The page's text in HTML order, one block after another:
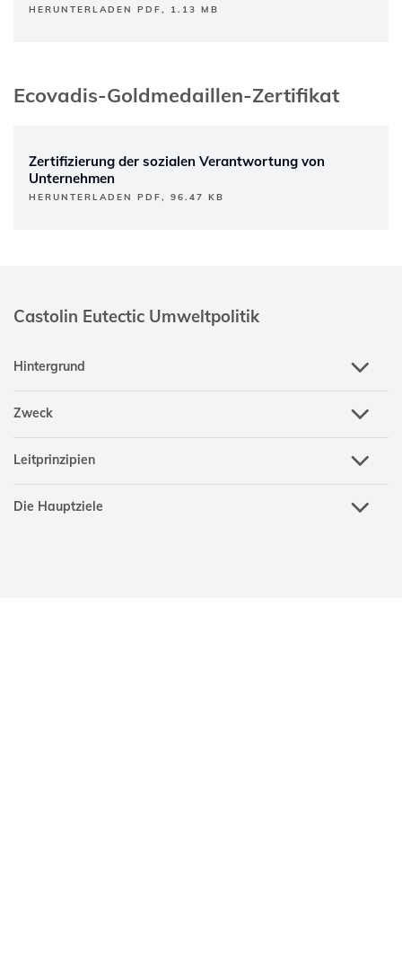
HERUNTERLADEN PDF, 1.13 MB
Ecovadis-Goldmedaillen-Zertifikat
Zertifizierung der sozialen Verantwortung von
Unternehmen
HERUNTERLADEN PDF, 96.47 KB
Castolin Eutectic Umweltpolitik
Hintergrund
Zweck
Leitprinzipien
Die Hauptziele